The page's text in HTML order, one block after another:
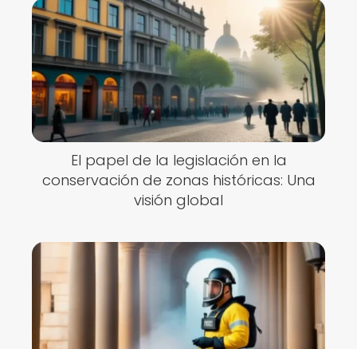
El papel de la legislación en la
conservación de zonas históricas: Una
visión global